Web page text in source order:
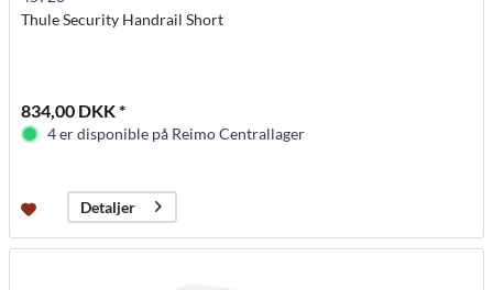
Thule Security Handrail Short
834,00 DKK *
4 er disponible på Reimo Centrallager
Detaljer